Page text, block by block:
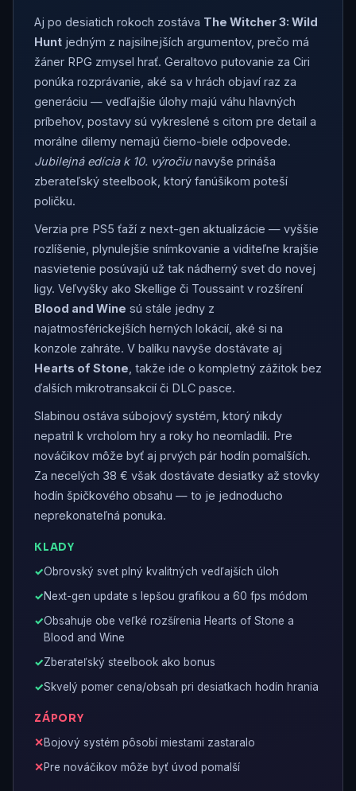
Aj po desiatich rokoch zostáva The Witcher 3: Wild
Hunt jedným z najsilnejších argumentov, prečo má
žáner RPG zmysel hrať. Geraltovo putovanie za Ciri
ponúka rozprávanie, aké sa v hrách objaví raz za
generáciu — vedľajšie úlohy majú váhu hlavných
príbehov, postavy sú vykreslené s citom pre detail a
morálne dilemy nemajú čierno-biele odpovede.
Jubilejná edícia k 10. výročiunavyše prináša
zberateľský steelbook, ktorý fanúšikom poteší
poličku.
Verzia pre PS5 ťaží z next-gen aktualizácie — vyššie
rozlíšenie, plynulejšie snímkovanie a viditeľne krajšie
nasvietenie posúvajú už tak nádherný svet do novej
ligy. Veľvyšky ako Skellige či Toussaint v rozšírení
Blood and Wine sú stále jedny z
najatmosférickejších herných lokácií, aké si na
konzole zahráte. V balíku navyše dostávate aj
Hearts of Stone , takže ide o kompletný zážitok bez
ďalších mikrotransakcií či DLC pasce.
Slabinou ostáva súbojový systém, ktorý nikdy
nepatril k vrcholom hry a roky ho neomladili. Pre
nováčikov môže byť aj prvých pár hodín pomalších.
Za necelých 38 € však dostávate desiatky až stovky
hodín špičkového obsahu — to je jednoducho
neprekonateľná ponuka.
KLADY
Obrovský svet plný kvalitných vedľajších úloh
Next-gen update s lepšou grafikou a 60 fps módom
Obsahuje obe veľké rozšírenia Hearts of Stone a
Blood and Wine
Zberateľský steelbook ako bonus
Skvelý pomer cena/obsah pri desiatkach hodín hrania
ZÁPORY
Bojový systém pôsobí miestami zastaralo
Pre nováčikov môže byť úvod pomalší